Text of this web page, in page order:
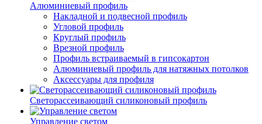
Алюминиевый профиль
Накладной и подвесной профиль
Угловой профиль
Круглый профиль
Врезной профиль
Профиль встраиваемый в гипсокартон
Алюминиевый профиль для натяжных потолков
Аксессуары для профиля
Светорассеивающий силиконовый профиль
Управление светом